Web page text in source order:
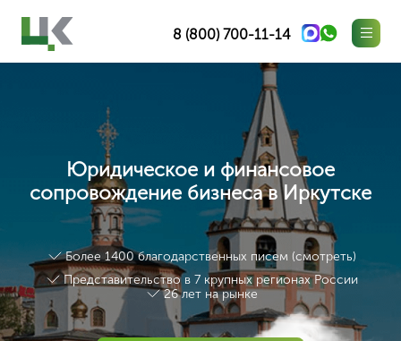
8 (800) 700-11-14
Юридическое и финансовое
сопровождение бизнеса в Иркутске
26 лет на рынке
Представительство в 7 крупных регионах России
Более 1400 благодарственных писем (смотреть)